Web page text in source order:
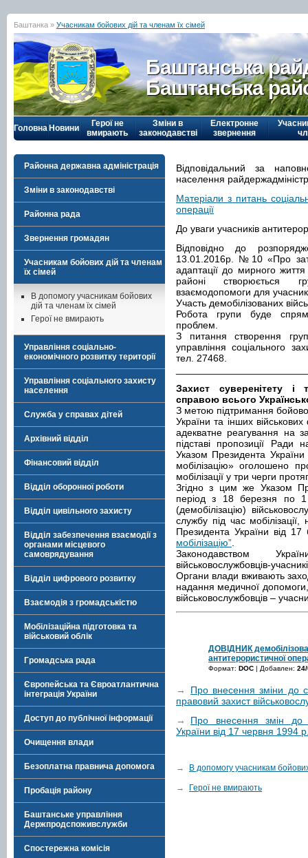
Баштанка » Учасникам бойових дій та членам їх сімей
Баштанська
Баштанська
Головна Новини
Герої не
вмирають
Зміни в
законодавстві
Електронне
звернення
Районна державна адміністрація
Зміни в законодавстві
Районна рада
Звернення громадян
Учасникам бойових дій та членам
їх сімей
В допомогу учасникам бойових
дій та членам їх сімей
Герої не вмирають
Управління соціально-
економічного розвитку території
Управління соціального захисту
населення
Служба у справах дітей
Архівний відділ
Фінансовий відділ
Відділ оборонної роботи
Відділ цивільного захисту
Відділ забезпечення взаємодії з
органами місцевого
самоврядування
Відділ цифрового розвитку
Взаємодія з громадськістю
Мобілізаційна підготовка та
військовий облік
Громадська рада
Європейська та Євроатлантична
інтеграція України
Доступ до публічної інформації
Очищення влади
Безоплатна правнича допомога
Пробація району
Баштанське управління
Держпродспоживслужби
Спостережна комісія
Відповідальний за
населення
Матеріали з питань
операції
До уваги учасників
Відповідно до
13.01.2016р. №10 «Про
адаптації до мирного життя
районі створюється
взаємодопомоги для
Участь демобілізованих
Робота групи буде
проблем.
З питання створення
управління соціального
тел. 27468.
Захист суверенітету і
справою всього
З метою підтримання
України та інших
адекватне реагування на
підставі пропозиції Ради
Указом Президента
мобілізацію» оголошено
мобілізації у три черги
Згідно з цим же Указом
період з 18 березня по
(демобілізацію)
службу під час
Президента України від
мобілізацію”
Законодавством
військовослужбовців-
Органи влади вживають
надання медичної допомоги,
військовослужбовців –
ДОВІДНИК
антитерористичної
Формат: DOC | Добавлен:
→
Про внесення зміни до
правовий захист
→
Про внесення змін до
України від 17 червня 1994
→ В допомогу учасникам
→ Герої не вмирають